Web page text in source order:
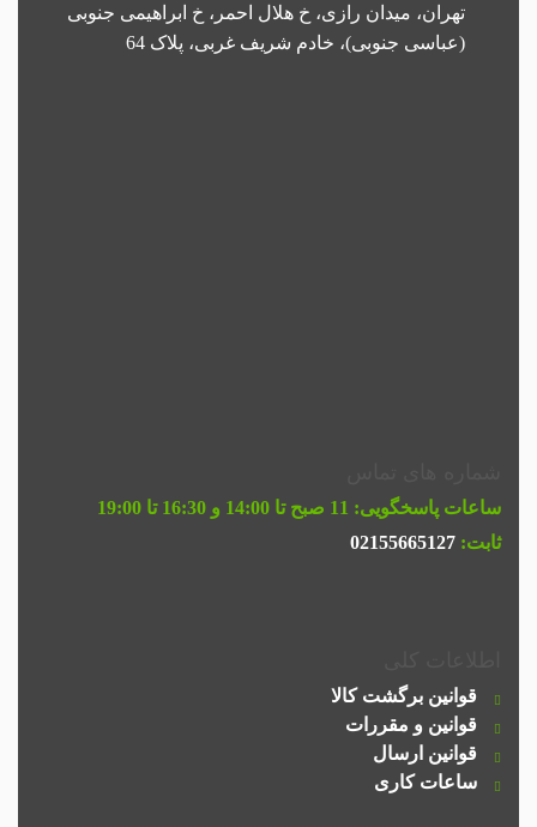
تهران، میدان رازی، خ هلال احمر، خ ابراهیمی جنوبی
(عباسی جنوبی)، خادم شریف غربی، پلاک 64
ساعات پاسخگویی:
ثابت: 02155665127
قوانین برگشت کالا
قوانین و مقررات
قوانین ارسال
ساعات کاری